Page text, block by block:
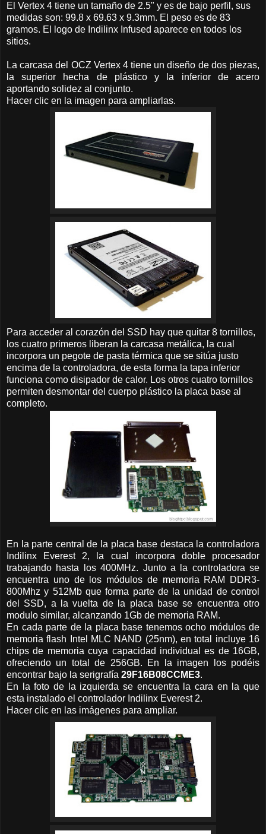
El Vertex 4 tiene un tamaño de 2.5" y es de bajo perfil, sus
medidas son: 99.8 x 69.63 x 9.3mm. El peso es de 83
gramos. El logo de Indilinx Infused aparece en todos los
sitios.
La carcasa del OCZ Vertex 4 tiene un diseño de dos piezas,
la superior hecha de plástico y la inferior de acero
aportando solidez al conjunto.
Hacer clic en la imagen para ampliarlas.
Para acceder al corazón del SSD hay que quitar 8 tornillos,
los cuatro primeros liberan la carcasa metálica, la cual
incorpora un pegote de pasta térmica que se sitúa justo
encima de la controladora, de esta forma la tapa inferior
funciona como disipador de calor. Los otros cuatro tornillos
permiten desmontar del cuerpo plástico la placa base al
completo.
En la parte central de la placa base destaca la controladora
Indilinx Everest 2, la cual incorpora doble procesador
trabajando hasta los 400MHz. Junto a la controladora se
encuentra uno de los módulos de memoria RAM DDR3-
800Mhz y 512Mb que forma parte de la unidad de control
del SSD, a la vuelta de la placa base se encuentra otro
modulo similar, alcanzando 1Gb de memoria RAM.
En cada parte de la placa base tenemos ocho módulos de
memoria flash Intel MLC NAND (25nm), en total incluye 16
chips de memoria cuya capacidad individual es de 16GB,
ofreciendo un total de 256GB. En la imagen los podéis
encontrar bajo la serigrafía 29F16B08CCME3.
En la foto de la izquierda se encuentra la cara en la que
esta instalado el controlador Indilinx Everest 2.
Hacer clic en las imágenes para ampliar.